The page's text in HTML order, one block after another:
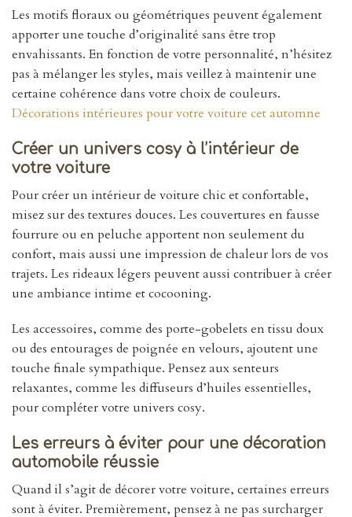
Les motifs floraux ou géométriques peuvent également
apporter une touche d’originalité sans être trop
envahissants. En fonction de votre personnalité, n’hésitez
pas à mélanger les styles, mais veillez à maintenir une
certaine cohérence dans votre choix de couleurs.
Décorations intérieures pour votre voiture cet automne
Créer un univers cosy à l’intérieur de
votre voiture
Pour créer un intérieur de voiture chic et confortable,
misez sur des textures douces. Les couvertures en fausse
fourrure ou en peluche apportent non seulement du
confort, mais aussi une impression de chaleur lors de vos
trajets. Les rideaux légers peuvent aussi contribuer à créer
une ambiance intime et cocooning.
Les accessoires, comme des porte-gobelets en tissu doux
ou des entourages de poignée en velours, ajoutent une
touche finale sympathique. Pensez aux senteurs
relaxantes, comme les diffuseurs d’huiles essentielles,
pour compléter votre univers cosy.
Les erreurs à éviter pour une décoration
automobile réussie
Quand il s’agit de décorer votre voiture, certaines erreurs
sont à éviter. Premièrement, pensez à ne pas surcharger